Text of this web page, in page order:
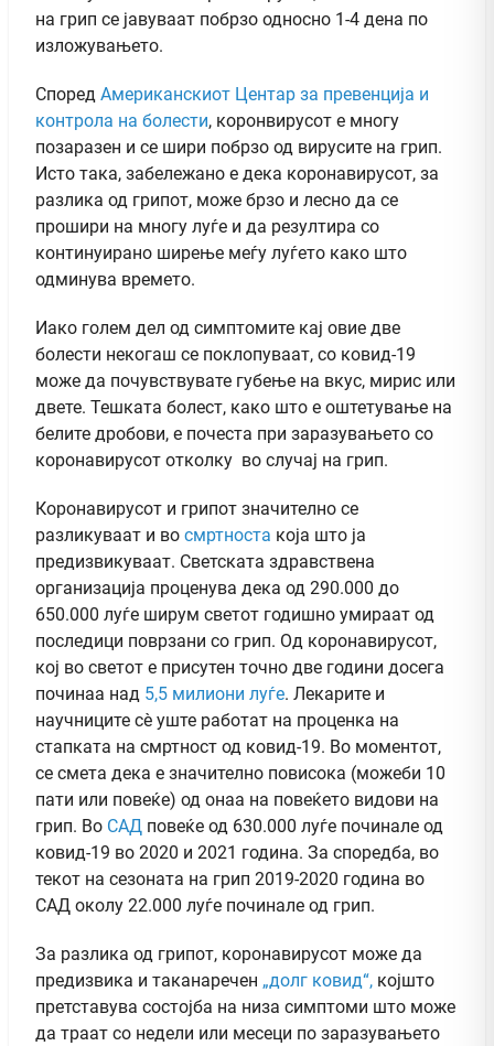
на грип се јавуваат побрзо односно 1-4 дена по
изложувањето.
Според Американскиот Центар за превенција и
контрола на болести, коронвирусот е многу
позаразен и се шири побрзо од вирусите на грип.
Исто така, забележано е дека коронавирусот, за
разлика од грипот, може брзо и лесно да се
прошири на многу луѓе и да резултира со
континуирано ширење меѓу луѓето како што
одминува времето.
Иако голем дел од симптомите кај овие две
болести некогаш се поклопуваат, со ковид-19
може да почувствувате губење на вкус, мирис или
двете. Тешката болест, како што е оштетување на
белите дробови, е почеста при заразувањето со
коронавирусот отколку во случај на грип.
Коронавирусот и грипот значително се
разликуваат и во смртноста која што ја
предизвикуваат. Светската здравствена
организација проценува дека од 290.000 до
650.000 луѓе ширум светот годишно умираат од
последици поврзани со грип. Од коронавирусот,
кој во светот е присутен точно две години досега
починаа над 5,5 милиони луѓе. Лекарите и
научниците сè уште работат на проценка на
стапката на смртност од ковид-19. Во моментот,
се смета дека е значително повисока (можеби 10
пати или повеќе) од онаа на повеќето видови на
грип. Во САД повеќе од 630.000 луѓе починале од
ковид-19 во 2020 и 2021 година. За споредба, во
текот на сезоната на грип 2019-2020 година во
САД околу 22.000 луѓе починале од грип.
За разлика од грипот, коронавирусот може да
предизвика и таканаречен „долг ковид“, којшто
претставува состојба на низа симптоми што може
да траат со недели или месеци по заразувањето